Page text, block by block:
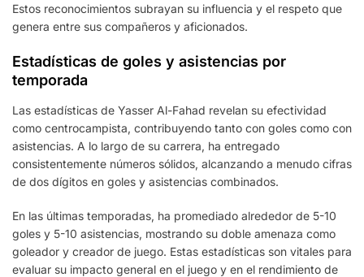
Estos reconocimientos subrayan su influencia y el respeto que
genera entre sus compañeros y aficionados.
Estadísticas de goles y asistencias por
temporada
Las estadísticas de Yasser Al-Fahad revelan su efectividad
como centrocampista, contribuyendo tanto con goles como con
asistencias. A lo largo de su carrera, ha entregado
consistentemente números sólidos, alcanzando a menudo cifras
de dos dígitos en goles y asistencias combinados.
En las últimas temporadas, ha promediado alrededor de 5-10
goles y 5-10 asistencias, mostrando su doble amenaza como
goleador y creador de juego. Estas estadísticas son vitales para
evaluar su impacto general en el juego y en el rendimiento de